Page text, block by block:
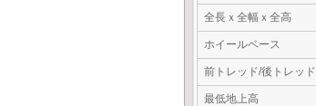
全長ｘ全幅ｘ全高
ホイールベース
前トレッド/後トレッド
最低地上高